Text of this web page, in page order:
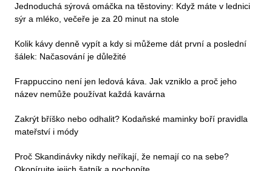
Jednoduchá sýrová omáčka na těstoviny: Když máte v lednici
sýr a mléko, večeře je za 20 minut na stole
Kolik kávy denně vypít a kdy si můžeme dát první a poslední
šálek: Načasování je důležité
Frappuccino není jen ledová káva. Jak vzniklo a proč jeho
název nemůže používat každá kavárna
Zakrýt bříško nebo odhalit? Kodaňské maminky boří pravidla
mateřství i módy
Proč Skandinávky nikdy neříkají, že nemají co na sebe?